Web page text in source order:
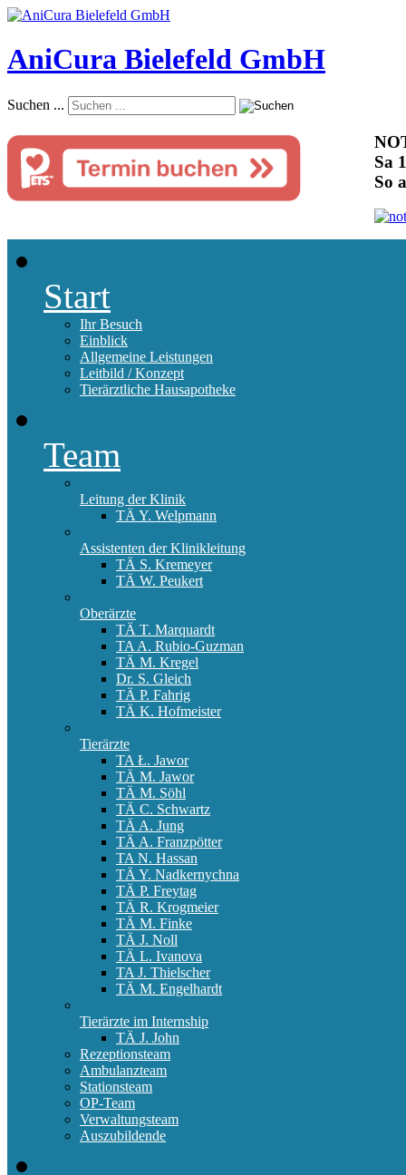
AniCura Bielefeld GmbH
Suchen ...
Sa
So
Start
Ihr Besuch
Einblick
Allgemeine Leistungen
Leitbild / Konzept
Tierärztliche Hausapotheke
Team
Leitung der Klinik
TÄ Y. Welpmann
Assistenten der Klinikleitung
TÄ S. Kremeyer
TÄ W. Peukert
Oberärzte
TÄ T. Marquardt
TA A. Rubio-Guzman
TÄ M. Kregel
Dr. S. Gleich
TÄ P. Fahrig
TÄ K. Hofmeister
Tierärzte
TA Ł. Jawor
TÄ M. Jawor
TÄ M. Söhl
TÄ C. Schwartz
TÄ A. Jung
TÄ A. Franzpötter
TA N. Hassan
TÄ Y. Nadkernychna
TÄ P. Freytag
TÄ R. Krogmeier
TÄ M. Finke
TÄ J. Noll
TÄ L. Ivanova
TA J. Thielscher
TÄ M. Engelhardt
Tierärzte im Internship
TÄ J. John
Rezeptionsteam
Ambulanzteam
Stationsteam
OP-Team
Verwaltungsteam
Auszubildende